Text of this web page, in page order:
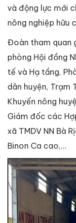
và động lực mới
nông nghiệp hữu
Đoàn tham quan
phòng Hội đồng
tế và Hạ tầng,
dân huyện, Trạm
Khuyến nông
Giám đốc các
xã TMDV NN Bà
Binon Ca cao,...